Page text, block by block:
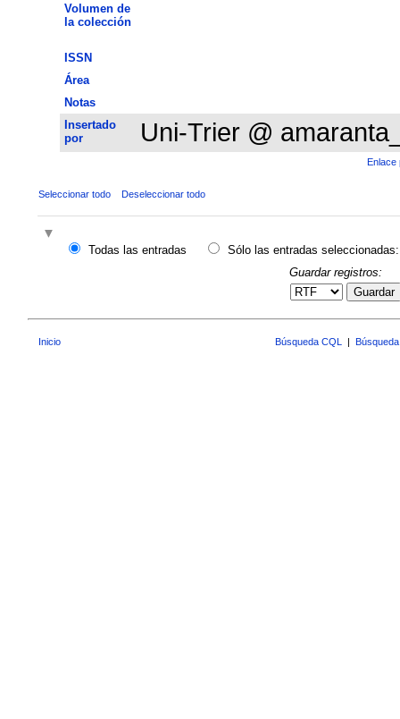
Volumen de
la colección
ISSN
Área
Notas
Insertado
por
Uni-Trier @
Enlace
Seleccionar todo Deseleccionar todo
Todas las entradas
Sólo las entradas seleccionadas:
Guardar registros:
Guardar
Inicio Búsqueda CQL